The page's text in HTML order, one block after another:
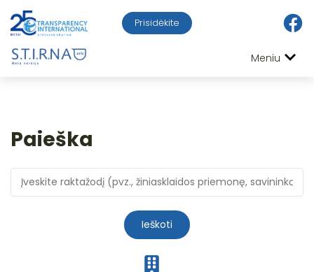
Prisidėkite
Meniu
Paieška
Ieškoti